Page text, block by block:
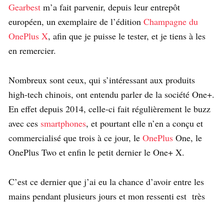
Gearbest m’a fait parvenir, depuis leur entrepôt
européen, un exemplaire de l’édition Champagne du
OnePlus X, afin que je puisse le tester, et je tiens à les
en remercier.
Nombreux sont ceux, qui s’intéressant aux produits
high-tech chinois, ont entendu parler de la société One+.
En effet depuis 2014, celle-ci fait régulièrement le buzz
avec ces smartphones, et pourtant elle n’en a conçu et
commercialisé que trois à ce jour, le OnePlus One, le
OnePlus Two et enfin le petit dernier le One+ X.
C’est ce dernier que j’ai eu la chance d’avoir entre les
mains pendant plusieurs jours et mon ressenti est très